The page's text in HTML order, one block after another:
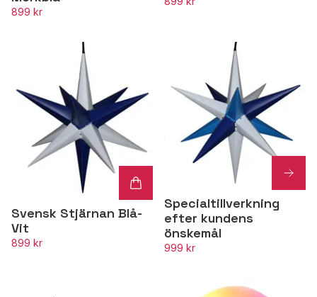
899 kr
Svensk Stjärnan Blå-
Vit
899 kr
Specialtillverkning
efter kundens
önskemål
999 kr